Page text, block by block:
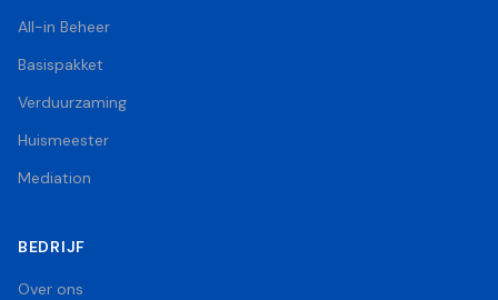
All-in Beheer
Basispakket
Verduurzaming
Huismeester
Mediation
BEDRIJF
Over ons